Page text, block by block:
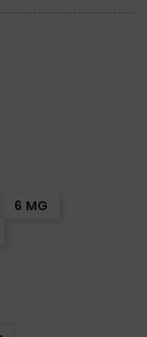
6 MG